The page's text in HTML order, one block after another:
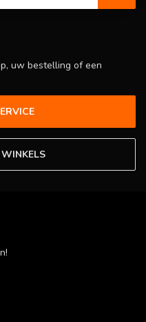
uw bestelling of een